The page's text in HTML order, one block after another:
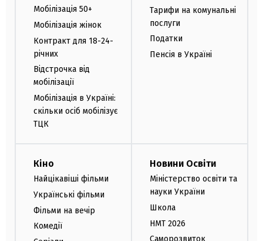
Мобілізація 50+
Мобілізація жінок
Контракт для 18-24-
річних
Відстрочка від
мобілізації
Мобілізація в Україні:
скільки осіб мобілізує
ТЦК
Тарифи на комунальні
послуги
Податки
Пенсія в Україні
Кіно
Найцікавіші фільми
Українські фільми
Фільми на вечір
Комедії
Новини Освіти
Міністерство освіти та
науки України
Школа
НМТ 2026